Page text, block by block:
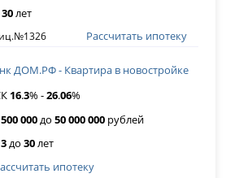
30лет
Рассчитать ипотеку
ДОМ.РФ - Квартира в новостройке
16.3% -26.06%
500 000до50 000 000 рублей
3до30лет
ипотеку